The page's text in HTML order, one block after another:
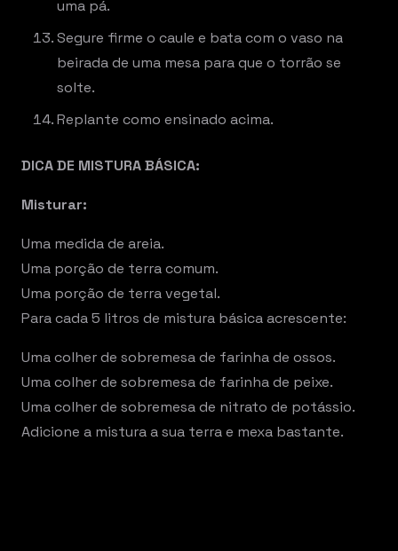
uma pá.
Segure firme o caule e bata com o vaso na
beirada de uma mesa para que o torrão se
solte.
Replante como ensinado acima.
DICA DE MISTURA BÁSICA:
Misturar:
Uma medida de areia.
Uma porção de terra comum.
Uma porção de terra vegetal.
Para cada 5 litros de mistura básica acrescente:
Uma colher de sobremesa de farinha de ossos.
Uma colher de sobremesa de farinha de peixe.
Uma colher de sobremesa de nitrato de potássio.
Adicione a mistura a sua terra e mexa bastante.